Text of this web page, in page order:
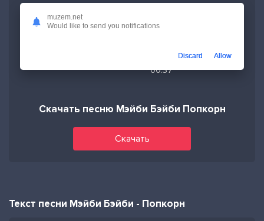
Качество mp3:
320 кбит/с,
01-08-2025,
00:37
Скачать песню Мэйби Бэйби Попкорн
Скачать
Текст песни Мэйби Бэйби - Попкорн
muzem.net
Would like to send you notifications
Discard Allow